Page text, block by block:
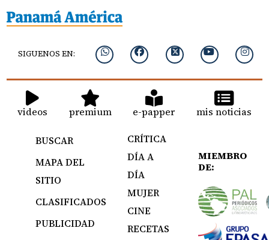
SIGUENOS EN:
videos premium e-papper mis noticias
BUSCAR
MAPA DEL
SITIO
CLASIFICADOS
PUBLICIDAD
CRÍTICA
DÍA A
DÍA
MUJER
CINE
RECETAS
MIEMBRO
DE: